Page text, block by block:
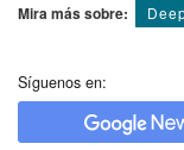
Mira más sobre:
Síguenos en: